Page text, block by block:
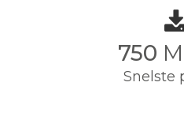
750
Snelste